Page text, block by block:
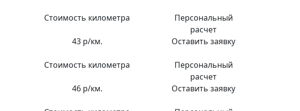
Стоимость километра
Персональный
расчет
43 р/км.
Оставить заявку
Стоимость километра
Персональный
расчет
46 р/км.
Оставить заявку